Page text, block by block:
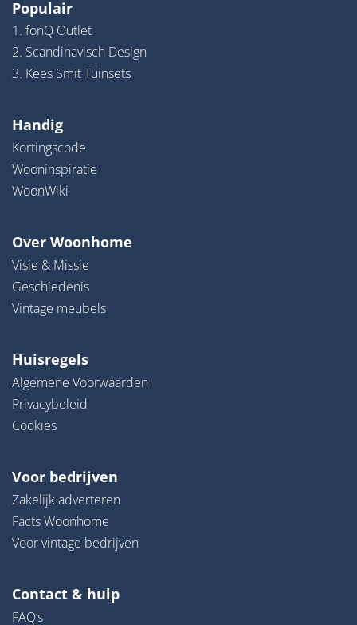
Populair
1. fonQ Outlet
2. Scandinavisch Design
3. Kees Smit Tuinsets
Handig
Kortingscode
Wooninspiratie
WoonWiki
Over Woonhome
Visie & Missie
Geschiedenis
Vintage meubels
Huisregels
Algemene Voorwaarden
Privacybeleid
Cookies
Voor bedrijven
Zakelijk adverteren
Facts Woonhome
Voor vintage bedrijven
Contact & hulp
FAQ’s